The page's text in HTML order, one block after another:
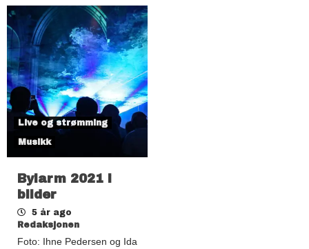
Live og strømming
Musikk
Bylarm 2021 i
bilder
5 år ago
Redaksjonen
Foto: Ihne Pedersen og Ida